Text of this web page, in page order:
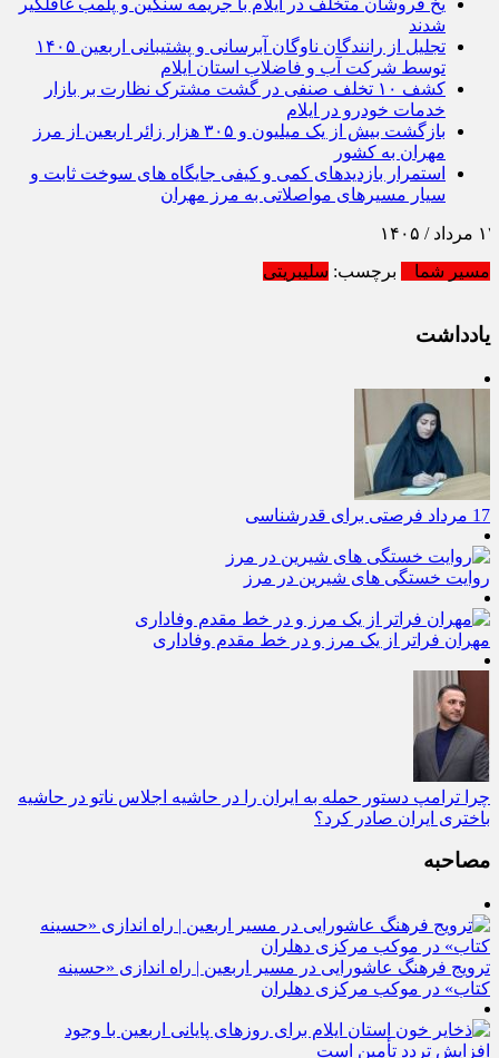
یخ‌ فروشان متخلف در ایلام با جریمه سنگین و پلمب غافلگیر
شدند
تجلیل از رانندگان ناوگان آبرسانی و پشتیبانی اربعین ۱۴۰۵
توسط شرکت آب و فاضلاب استان ایلام
کشف ۱۰ تخلف صنفی در گشت مشترک نظارت بر بازار
خدمات خودرو در ایلام
بازگشت بیش از یک میلیون و ۳۰۵ هزار زائر اربعین از مرز
مهران به کشور
استمرار بازدیدهای کمی و کیفی جایگاه‌ های سوخت ثابت و
سیار مسیرهای مواصلاتی به مرز مهران
مسیر شما برچسب: سلیبریتی
یادداشت
17 مرداد فرصتی برای قدرشناسی
روایت خستگی‌ های شیرین در مرز
مهران فراتر از یک مرز و در خط مقدم وفاداری
چرا ترامپ دستور حمله به ایران را در حاشیه اجلاس ناتو در حاشیه
باختری ایران صادر کرد؟
مصاحبه
ترویج فرهنگ عاشورایی در مسیر اربعین | راه‌ اندازی «حسینه
کتاب» در موکب مرکزی دهلران